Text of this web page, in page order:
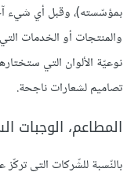
بمؤسّسته)، وقبل أي شيء
والمنتجات أو الخدمات
نوعيّة الألوان التي
تصاميم لشعارات ناجحة.
المطاعم، الوجبات
بالنّسبة للشّركات التي